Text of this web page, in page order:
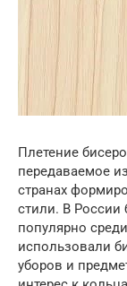
Плетение
передаваемое
странах
стили. В России
популярно
использовали
уборов и